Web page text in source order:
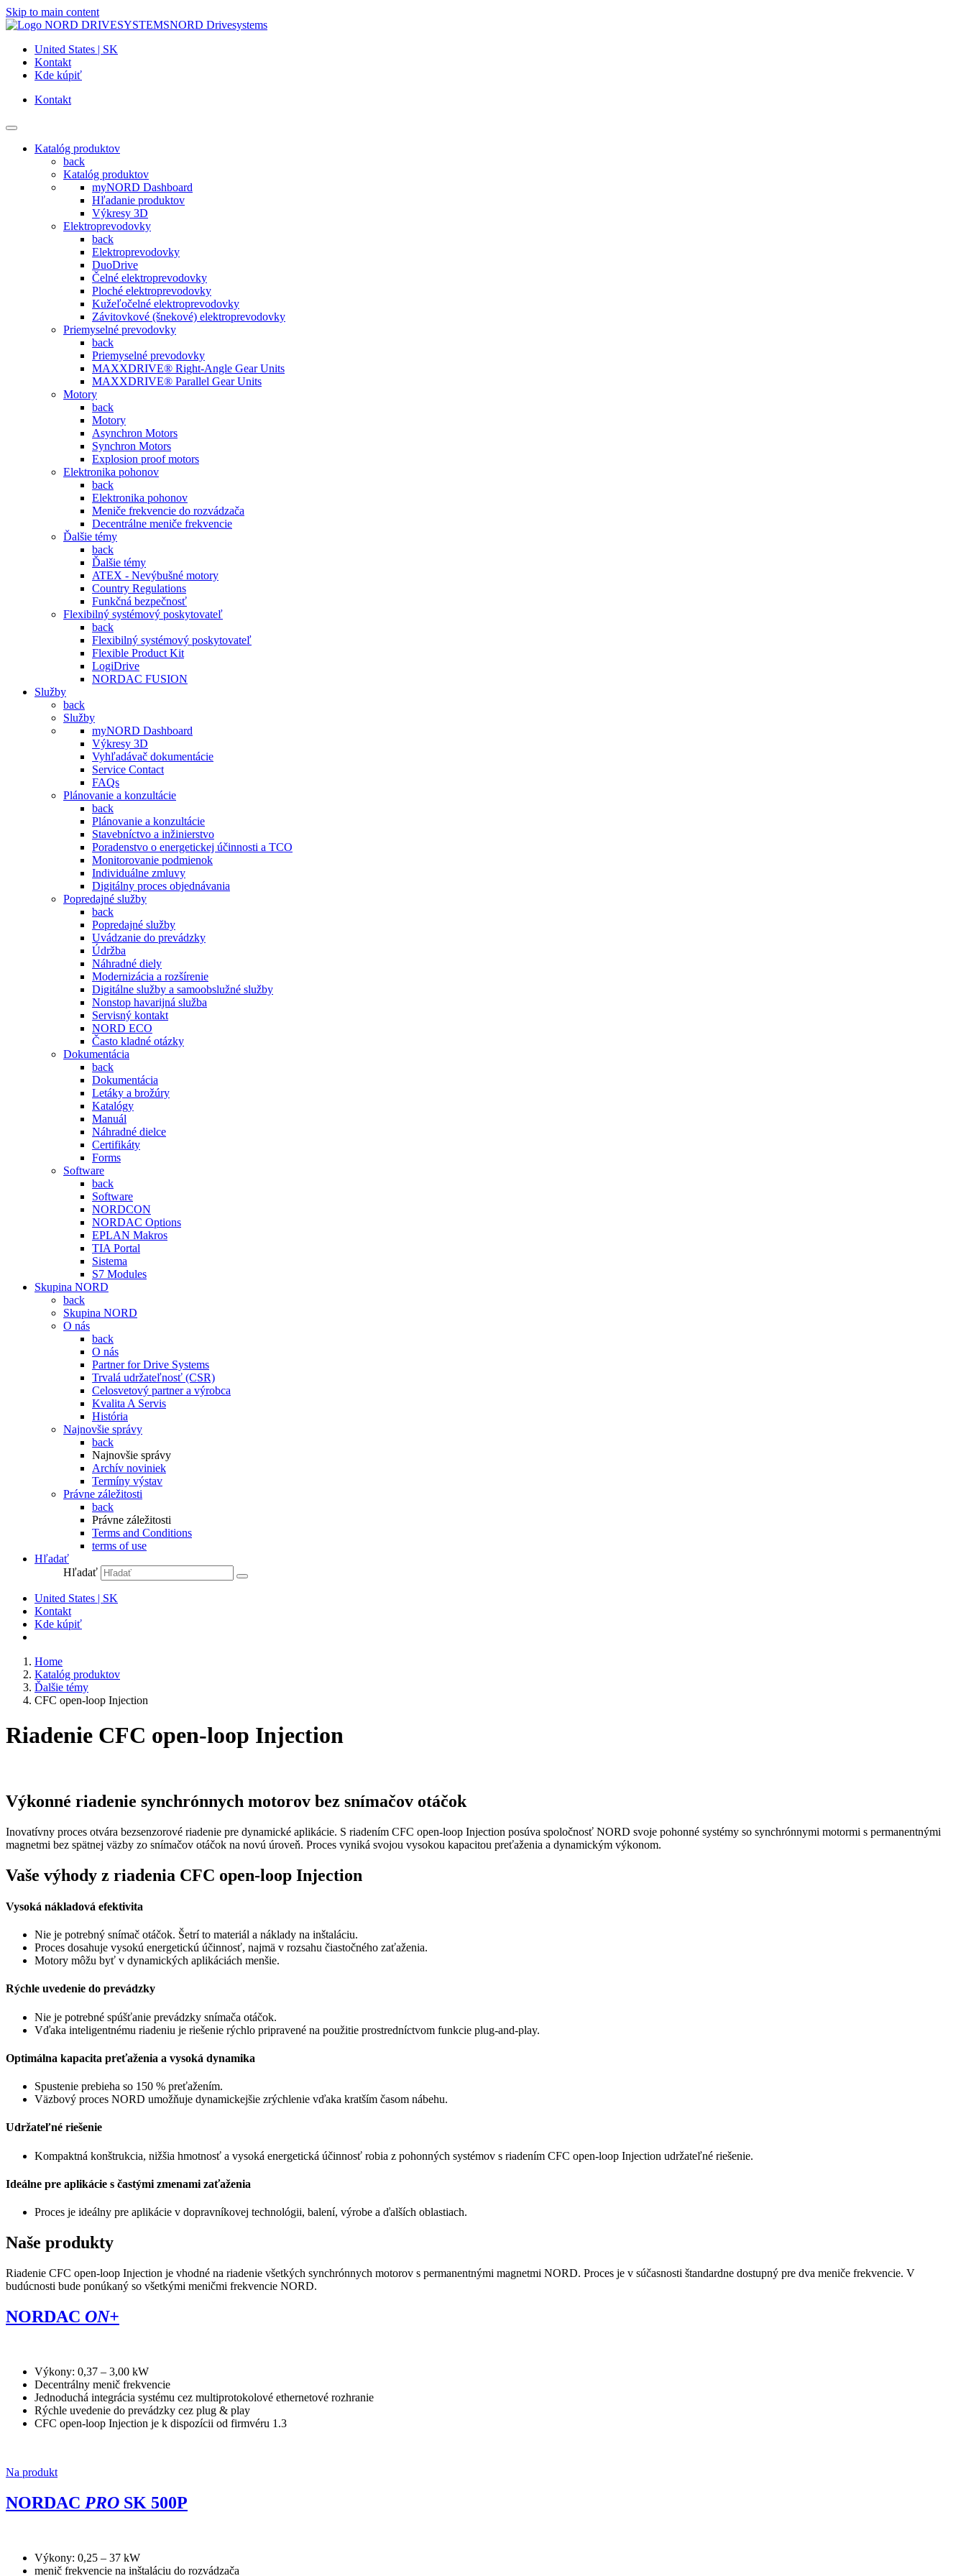
Skip to main content
NORD Drivesystems
United States | SK
Kontakt
Kde kúpiť
Kontakt
Katalóg produktov
back
Katalóg produktov
myNORD Dashboard
Hľadanie produktov
Výkresy 3D
Elektroprevodovky
back
Elektroprevodovky
DuoDrive
Čelné elektroprevodovky
Ploché elektroprevodovky
Kužeľočelné elektroprevodovky
Závitovkové (šnekové) elektroprevodovky
Priemyselné prevodovky
back
Priemyselné prevodovky
MAXXDRIVE® Right-Angle Gear Units
MAXXDRIVE® Parallel Gear Units
Motory
back
Motory
Asynchron Motors
Synchron Motors
Explosion proof motors
Elektronika pohonov
back
Elektronika pohonov
Meniče frekvencie do rozvádzača
Decentrálne meniče frekvencie
Ďalšie témy
back
Ďalšie témy
ATEX - Nevýbušné motory
Country Regulations
Funkčná bezpečnosť
Flexibilný systémový poskytovateľ
back
Flexibilný systémový poskytovateľ
Flexible Product Kit
LogiDrive
NORDAC FUSION
Služby
back
Služby
myNORD Dashboard
Výkresy 3D
Vyhľadávač dokumentácie
Service Contact
FAQs
Plánovanie a konzultácie
back
Plánovanie a konzultácie
Stavebníctvo a inžinierstvo
Poradenstvo o energetickej účinnosti a TCO
Monitorovanie podmienok
Individuálne zmluvy
Digitálny proces objednávania
Popredajné služby
back
Popredajné služby
Uvádzanie do prevádzky
Údržba
Náhradné diely
Modernizácia a rozšírenie
Digitálne služby a samoobslužné služby
Nonstop havarijná služba
Servisný kontakt
NORD ECO
Často kladné otázky
Dokumentácia
back
Dokumentácia
Letáky a brožúry
Katalógy
Manuál
Náhradné dielce
Certifikáty
Forms
Software
back
Software
NORDCON
NORDAC Options
EPLAN Makros
TIA Portal
Sistema
S7 Modules
Skupina NORD
back
Skupina NORD
O nás
back
O nás
Partner for Drive Systems
Trvalá udržateľnosť (CSR)
Celosvetový partner a výrobca
Kvalita A Servis
História
Najnovšie správy
back
Najnovšie správy
Archív noviniek
Termíny výstav
Právne záležitosti
back
Právne záležitosti
Terms and Conditions
terms of use
Hľadať
Hľadať
United States | SK
Kontakt
Kde kúpiť
Home
Katalóg produktov
Ďalšie témy
CFC open-loop Injection
Riadenie CFC open-loop Injection
Výkonné riadenie synchrónnych motorov bez snímačov otáčok
Inovatívny proces otvára bezsenzorové riadenie pre dynamické aplikácie. S riadením CFC open-loop Injection posúva spoločnosť NORD svoje pohonné systémy so synchrónnymi motormi s permanentnými
magnetmi bez spätnej väzby zo snímačov otáčok na novú úroveň. Proces vyniká svojou vysokou kapacitou preťaženia a dynamickým výkonom.
Vaše výhody z riadenia CFC open-loop Injection
Vysoká nákladová efektivita
Nie je potrebný snímač otáčok. Šetrí to materiál a náklady na inštaláciu.
Proces dosahuje vysokú energetickú účinnosť, najmä v rozsahu čiastočného zaťaženia.
Motory môžu byť v dynamických aplikáciách menšie.
Rýchle uvedenie do prevádzky
Nie je potrebné spúšťanie prevádzky snímača otáčok.
Vďaka inteligentnému riadeniu je riešenie rýchlo pripravené na použitie prostredníctvom funkcie plug-and-play.
Optimálna kapacita preťaženia a vysoká dynamika
Spustenie prebieha so 150 % preťažením.
Väzbový proces NORD umožňuje dynamickejšie zrýchlenie vďaka kratším časom nábehu.
Udržateľné riešenie
Kompaktná konštrukcia, nižšia hmotnosť a vysoká energetická účinnosť robia z pohonných systémov s riadením CFC open-loop Injection udržateľné riešenie.
Ideálne pre aplikácie s častými zmenami zaťaženia
Proces je ideálny pre aplikácie v dopravníkovej technológii, balení, výrobe a ďalších oblastiach.
Naše produkty
Riadenie CFC open-loop Injection je vhodné na riadenie všetkých synchrónnych motorov s permanentnými magnetmi NORD. Proces je v súčasnosti štandardne dostupný pre dva meniče frekvencie. V
budúcnosti bude ponúkaný so všetkými meničmi frekvencie NORD.
NORDAC ON+
Výkony: 0,37 – 3,00 kW
Decentrálny menič frekvencie
Jednoduchá integrácia systému cez multiprotokolové ethernetové rozhranie
Rýchle uvedenie do prevádzky cez plug & play
CFC open-loop Injection je k dispozícii od firmvéru 1.3
Na produkt
NORDAC PRO SK 500P
Výkony: 0,25 – 37 kW
menič frekvencie na inštaláciu do rozvádzača